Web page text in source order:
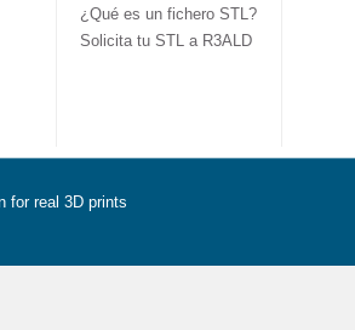
¿Qué es un fichero STL?
Solicita tu STL a R3ALD
for real 3D prints